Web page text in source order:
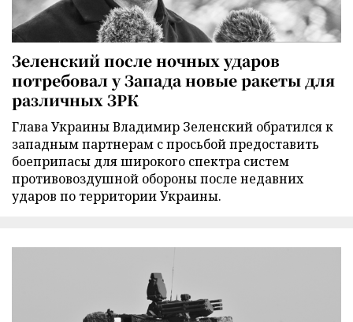
Зеленский после ночных ударов
потребовал у Запада новые ракеты для
различных ЗРК
Глава Украины Владимир Зеленский обратился к
западным партнерам с просьбой предоставить
боеприпасы для широкого спектра систем
противовоздушной обороны после недавних
ударов по территории Украины.